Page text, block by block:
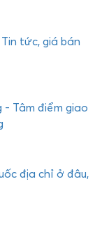
tức, giá bán
- Tâm điểm giao
địa chỉ ở đâu,